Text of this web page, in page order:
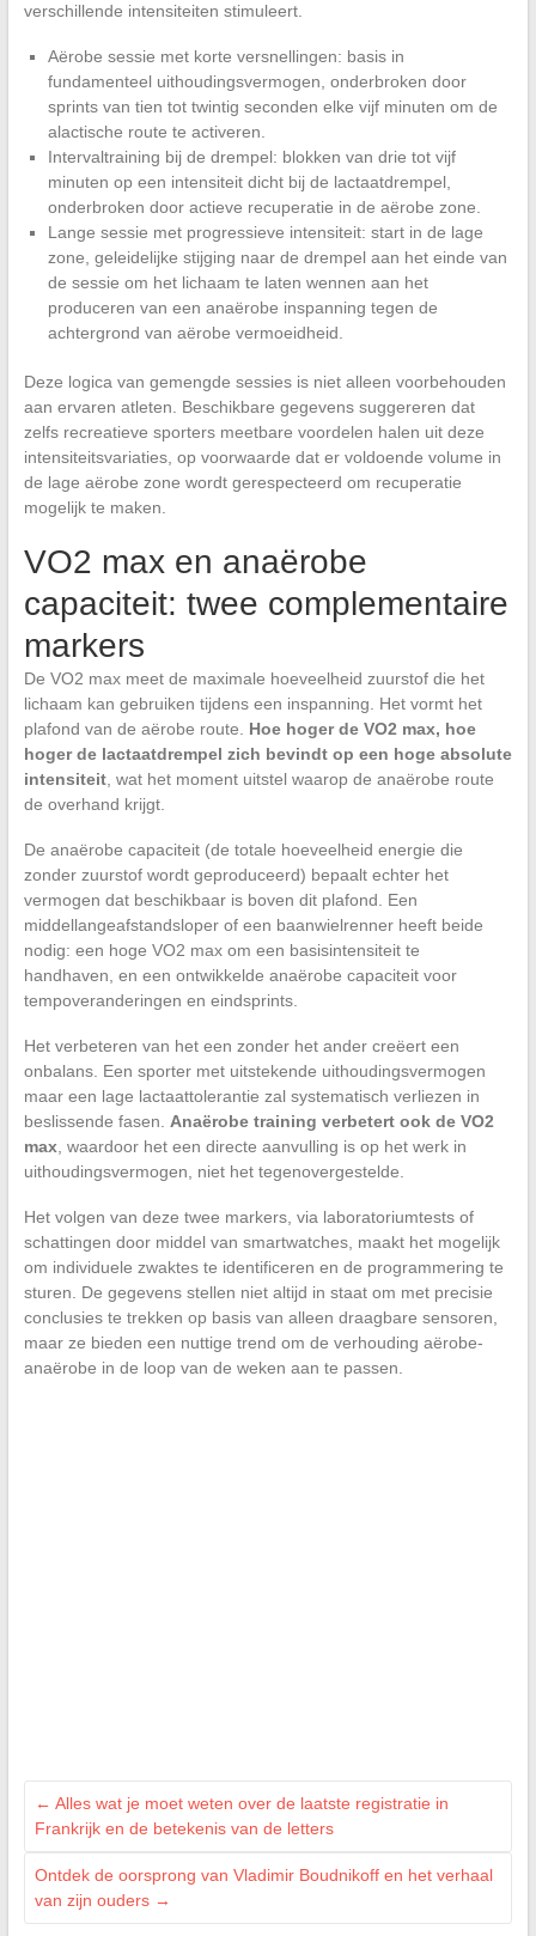
verschillende intensiteiten stimuleert.
Aërobe sessie met korte versnellingen: basis in
fundamenteel uithoudingsvermogen, onderbroken door
sprints van tien tot twintig seconden elke vijf minuten om de
alactische route te activeren.
Intervaltraining bij de drempel: blokken van drie tot vijf
minuten op een intensiteit dicht bij de lactaatdrempel,
onderbroken door actieve recuperatie in de aërobe zone.
Lange sessie met progressieve intensiteit: start in de lage
zone, geleidelijke stijging naar de drempel aan het einde van
de sessie om het lichaam te laten wennen aan het
produceren van een anaërobe inspanning tegen de
achtergrond van aërobe vermoeidheid.
Deze logica van gemengde sessies is niet alleen voorbehouden
aan ervaren atleten. Beschikbare gegevens suggereren dat
zelfs recreatieve sporters meetbare voordelen halen uit deze
intensiteitsvariaties, op voorwaarde dat er voldoende volume in
de lage aërobe zone wordt gerespecteerd om recuperatie
mogelijk te maken.
VO2 max en anaërobe
capaciteit: twee complementaire
markers
De VO2 max meet de maximale hoeveelheid zuurstof die het
lichaam kan gebruiken tijdens een inspanning. Het vormt het
plafond van de aërobe route. Hoe hoger de VO2 max, hoe
hoger de lactaatdrempel zich bevindt op een hoge absolute
intensiteit, wat het moment uitstel waarop de anaërobe route
de overhand krijgt.
De anaërobe capaciteit (de totale hoeveelheid energie die
zonder zuurstof wordt geproduceerd) bepaalt echter het
vermogen dat beschikbaar is boven dit plafond. Een
middellangeafstandsloper of een baanwielrenner heeft beide
nodig: een hoge VO2 max om een basisintensiteit te
handhaven, en een ontwikkelde anaërobe capaciteit voor
tempoveranderingen en eindsprints.
Het verbeteren van het een zonder het ander creëert een
onbalans. Een sporter met uitstekende uithoudingsvermogen
maar een lage lactaattolerantie zal systematisch verliezen in
beslissende fasen. Anaërobe training verbetert ook de VO2
max, waardoor het een directe aanvulling is op het werk in
uithoudingsvermogen, niet het tegenovergestelde.
Het volgen van deze twee markers, via laboratoriumtests of
schattingen door middel van smartwatches, maakt het mogelijk
om individuele zwaktes te identificeren en de programmering te
sturen. De gegevens stellen niet altijd in staat om met precisie
conclusies te trekken op basis van alleen draagbare sensoren,
maar ze bieden een nuttige trend om de verhouding aërobe-
anaërobe in de loop van de weken aan te passen.
← Alles wat je moet weten over de laatste registratie in
Frankrijk en de betekenis van de letters
Ontdek de oorsprong van Vladimir Boudnikoff en het verhaal
van zijn ouders →